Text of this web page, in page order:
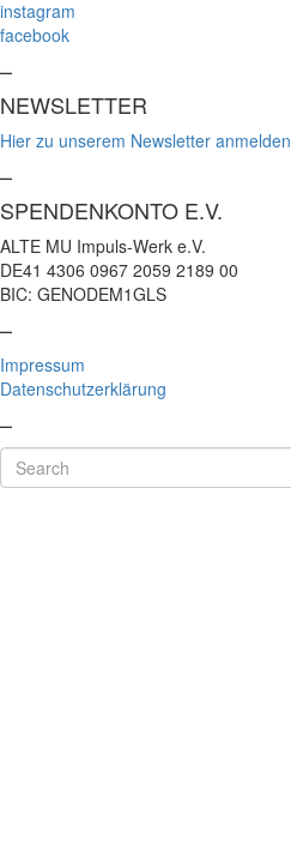
instagram
facebook
–
NEWSLETTER
Hier zu unserem Newsletter anmelden
–
SPENDENKONTO E.V.
ALTE MU Impuls-Werk e.V.
DE41 4306 0967 2059 2189 00
BIC: GENODEM1GLS
–
Impressum
Datenschutzerklärung
–